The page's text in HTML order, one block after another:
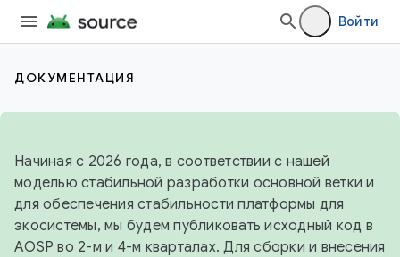
Войти
ДОКУМЕНТАЦИЯ
Начиная с 2026 года, в соответствии с нашей
моделью стабильной разработки основной ветки и
для обеспечения стабильности платформы для
экосистемы, мы будем публиковать исходный код в
AOSP во 2-м и 4-м кварталах. Для сборки и внесения